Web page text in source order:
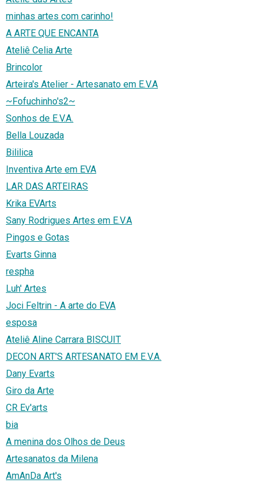
minhas artes com carinho!
A ARTE QUE ENCANTA
Ateliê Celia Arte
Brincolor
Arteira's Atelier - Artesanato em E.V.A
~Fofuchinho's2~
Sonhos de E.V.A.
Bella Louzada
Bililica
Inventiva Arte em EVA
LAR DAS ARTEIRAS
Krika EVArts
Sany Rodrigues Artes em E.V.A
Pingos e Gotas
Evarts Ginna
respha
Luh' Artes
Joci Feltrin - A arte do EVA
esposa
Ateliê Aline Carrara BISCUIT
DECON ART'S ARTESANATO EM E.V.A.
Dany Evarts
Giro da Arte
CR Ev'arts
bia
A menina dos Olhos de Deus
Artesanatos da Milena
AmAnDa Art's